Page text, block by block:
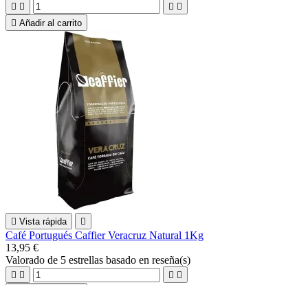
   
 Añadir al carrito
 Vista rápida 
Café Portugués Caffier Veracruz Natural 1Kg
13,95 €
Valorado de 5 estrellas basado en reseña(s)
   